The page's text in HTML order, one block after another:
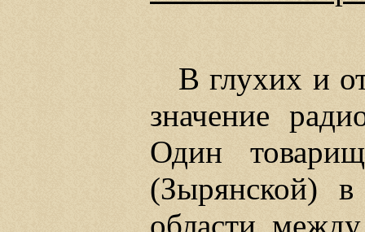
В глухих и
значение
Один
(Зырянской)